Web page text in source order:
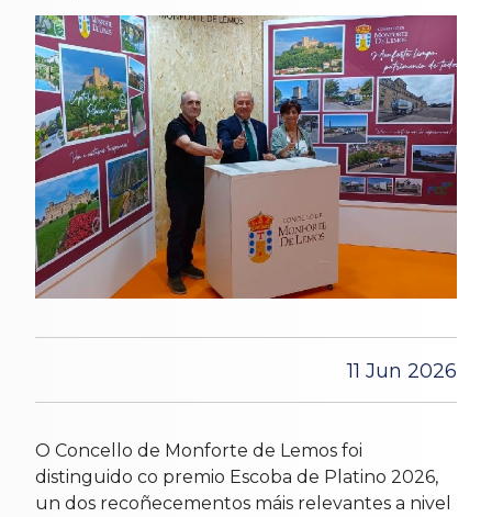
11 Jun 2026
O Concello de Monforte de Lemos foi
distinguido co premio Escoba de Platino 2026,
un dos recoñecementos máis relevantes a nivel